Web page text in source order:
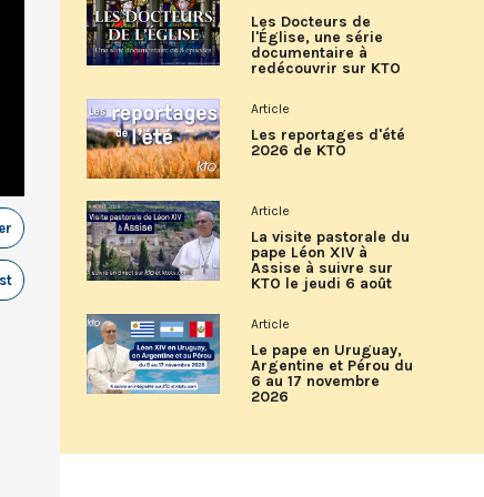
Les Docteurs de
l'Église, une série
documentaire à
redécouvrir sur KTO
Article
Les reportages d'été
2026 de KTO
Article
La visite pastorale du
pape Léon XIV à
Assise à suivre sur
KTO le jeudi 6 août
Article
Le pape en Uruguay,
Argentine et Pérou du
6 au 17 novembre
2026